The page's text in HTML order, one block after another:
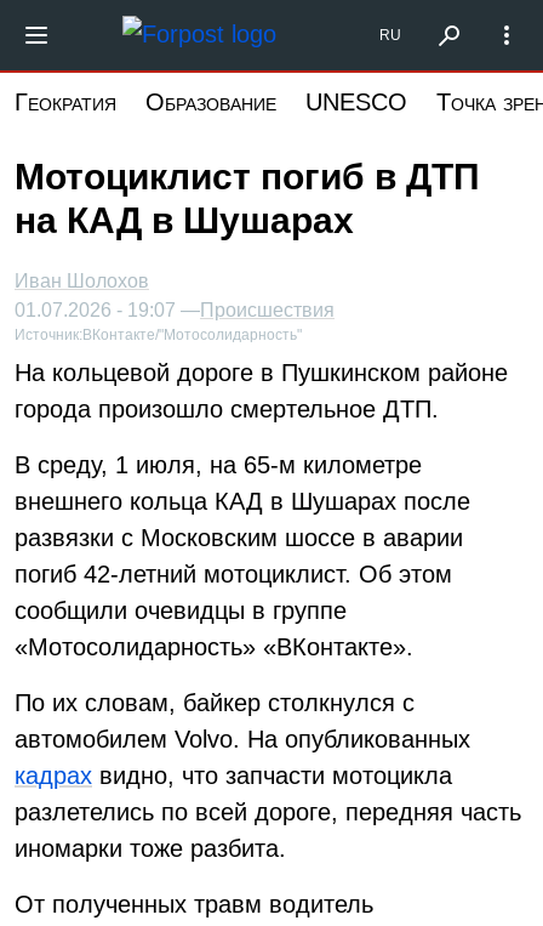
основному
Форпост Северо-Запад
RU
Геократия Образование UNESCO Точка
Мотоциклист погиб в ДТП
на КАД в Шушарах
Иван Шолохов
01.07.2026 - 19:07 —Происшествия
Источник: ВКонтакте/"Мотосолидарность"
На кольцевой дороге в Пушкинском районе
города произошло смертельное ДТП.
В среду, 1 июля, на 65-м километре
внешнего кольца КАД в Шушарах после
развязки с Московским шоссе в аварии
погиб 42-летний мотоциклист. Об этом
сообщили очевидцы в группе
«Мотосолидарность» «ВКонтакте».
По их словам, байкер столкнулся с
автомобилем Volvo. На опубликованных
кадрах видно, что запчасти мотоцикла
разлетелись по всей дороге, передняя часть
иномарки тоже разбита.
От полученных травм водитель